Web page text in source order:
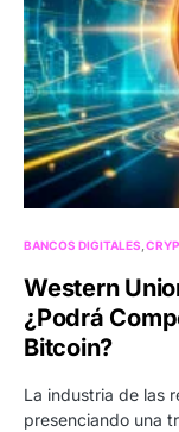
BANCOS DIGITALES
Western
¿Podrá
Bitcoin?
La industria de las
presenciando una